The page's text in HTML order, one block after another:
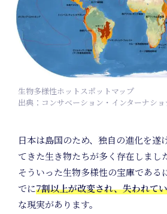
生物多様性ホットスポットマップ
出典：コンサベーション・インターナショ
日本は島国のため、独自の進化を遂
てきた生き物たちが多く存在しまし
そういった生物多様性の宝庫である
でに7割以上が改変され、失われて
な現実があります。